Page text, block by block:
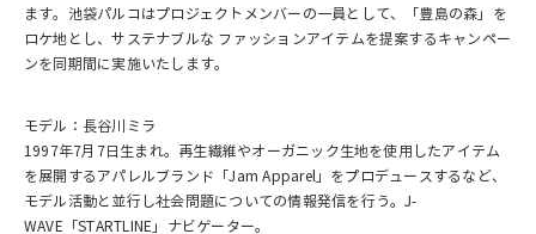
ます。池袋パルコはプロジェクトメンバーの一員として、「豊島の森」を
ロケ地とし、サステナブルな ファッションアイテムを提案するキャンペー
ンを同期間に実施いたします。
モデル：長谷川ミラ
1997年7月7日生まれ。再生繊維やオーガニック生地を使用したアイテム
を展開するアパレルブランド「Jam Apparel」をプロデュースするなど、
モデル活動と並行し社会問題についての情報発信を行う。J-
WAVE「STARTLINE」ナビゲーター。